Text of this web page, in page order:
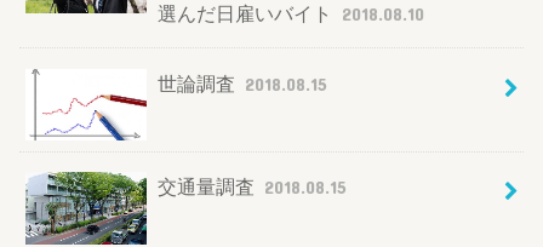
選んだ日雇いバイト
2018.08.10
世論調査 2018.08.15
交通量調査 2018.08.15